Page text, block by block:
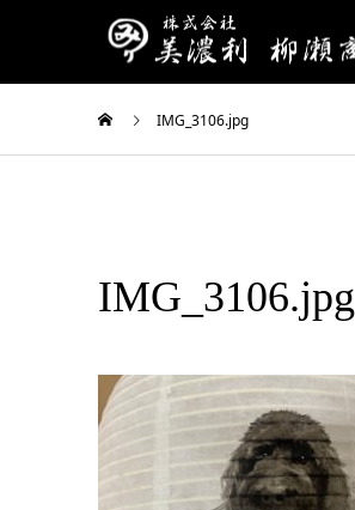
IMG_3106.jpg
IMG_3106.jpg